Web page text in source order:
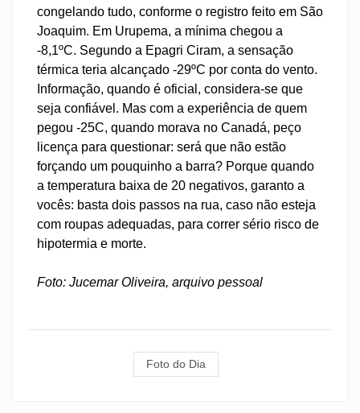
congelando tudo, conforme o registro feito em São
Joaquim. Em Urupema, a mínima chegou a
-8,1ºC. Segundo a Epagri Ciram, a sensação
térmica teria alcançado -29ºC por conta do vento.
Informação, quando é oficial, considera-se que
seja confiável. Mas com a experiência de quem
pegou -25C, quando morava no Canadá, peço
licença para questionar: será que não estão
forçando um pouquinho a barra? Porque quando
a temperatura baixa de 20 negativos, garanto a
vocês: basta dois passos na rua, caso não esteja
com roupas adequadas, para correr sério risco de
hipotermia e morte.
Foto: Jucemar Oliveira, arquivo pessoal
Foto do Dia